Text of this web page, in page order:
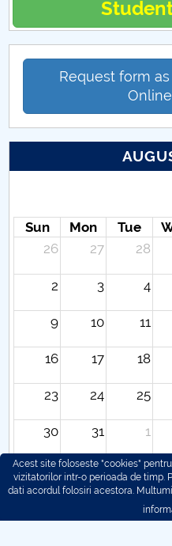
Request form
Sun Mon Tue
26
27 28
2 3 4
9 10 11
16 17 18
23 24 25
30 31 1
Acest site foloseste "cookies"
vizitatorilor intr-o perioada de timp.
dati acordul folosiri acestora.